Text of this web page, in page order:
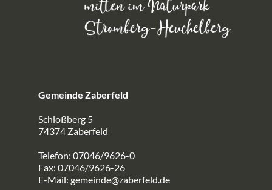
Gemeinde Zaberfeld
Schloßberg 5
74374 Zaberfeld
Telefon: 07046/9626-0
Fax: 07046/9626-26
E-Mail: gemeinde@zaberfeld.de